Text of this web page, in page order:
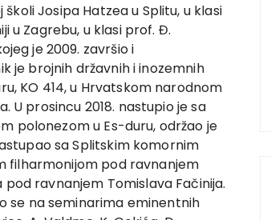
Josipa Hatzea u Splitu, u klasi
u Zagrebu, u klasi prof. Đ.
je 2009. završio i
je brojnih državnih i inozemnih
KO 414, u Hrvatskom narodnom
U prosincu 2018. nastupio je sa
polonezom u Es-duru, održao je
sa Splitskim komornim
filharmonijom pod ravnanjem
ravnanjem Tomislava Fačinija.
se na seminarima eminentnih